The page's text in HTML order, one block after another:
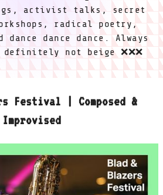
activist talks, secret
radical poetry,
dance dance dance. Always
not beige ❌❌❌
Festival | Composed &
Improvised